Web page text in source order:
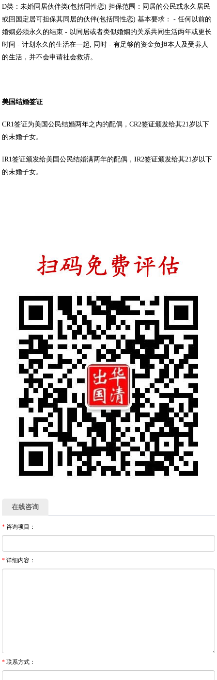
D类：未婚同居伙伴类(包括同性恋) 担保范围：同居的公民或永久居民
或回国定居可担保其同居的伙伴(包括同性恋) 基本要求： - 任何以前的
婚姻必须永久的结束 - 以同居或者类似婚姻的关系共同生活两年或更长
时间 - 计划永久的生活在一起, 同时 - 有足够的资金负担本人及受养人
的生活，并不会申请社会救济。
美国结婚签证
CR1签证为美国公民结婚两年之内的配偶，CR2签证颁发给其21岁以下
的未婚子女。
IR1签证颁发给美国公民结婚满两年的配偶，IR2签证颁发给其21岁以下
的未婚子女。
在线咨询
* 咨询项目：
* 详细内容：
* 联系方式：